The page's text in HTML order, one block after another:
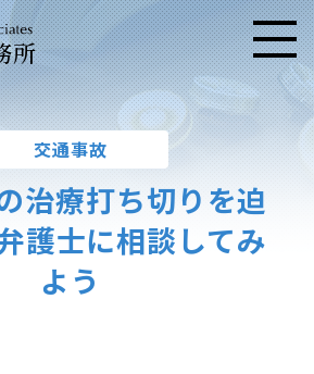
所 メニ
交通事故
治療打ち切りを迫
護士に相談してみ
よう